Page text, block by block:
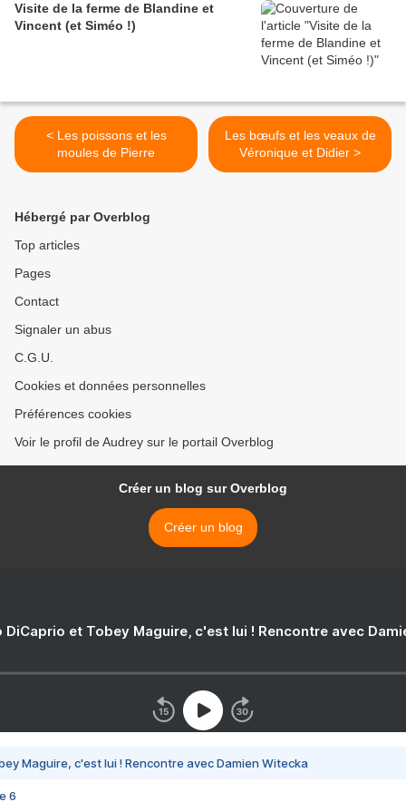
Visite de la ferme de Blandine et
Vincent (et Siméo !)
< Les poissons et les
moules de Pierre
Les bœufs et les veaux de
Véronique et Didier >
Hébergé par Overblog
Top articles
Pages
Contact
Signaler un abus
C.G.U.
Cookies et données personnelles
Préférences cookies
Voir le profil de Audrey sur le portail Overblog
Créer un blog sur Overblog
Créer un blog
DiCaprio et Tobey Maguire, c'est lui ! Rencontre avec
Maguire, c'est lui ! Rencontre avec Damien Witecka
6